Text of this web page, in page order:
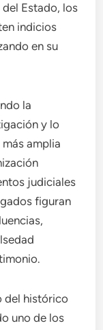
Estado, los
indicios
en su
la
y lo
amplia
judiciales
figuran
del histórico
uno de los